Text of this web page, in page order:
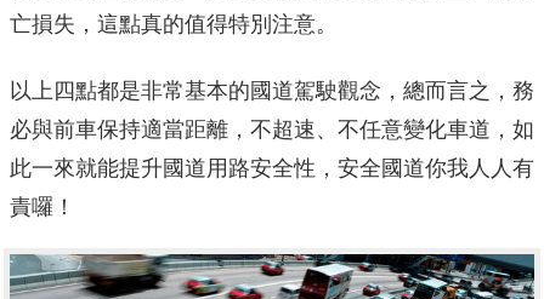
亡損失，這點真的值得特別注意。
以上四點都是非常基本的國道駕駛觀念，總而言之，務
必與前車保持適當距離，不超速、不任意變化車道，如
此一來就能提升國道用路安全性，安全國道你我人人有
責囉！